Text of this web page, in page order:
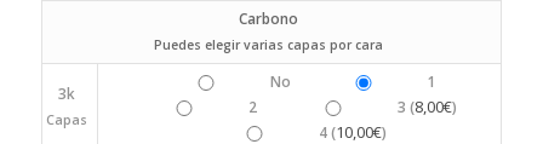
Carbono
Puedes elegir varias capas por cara
3k
Capas
No
1
2
3 (8,00€)
4 (10,00€)